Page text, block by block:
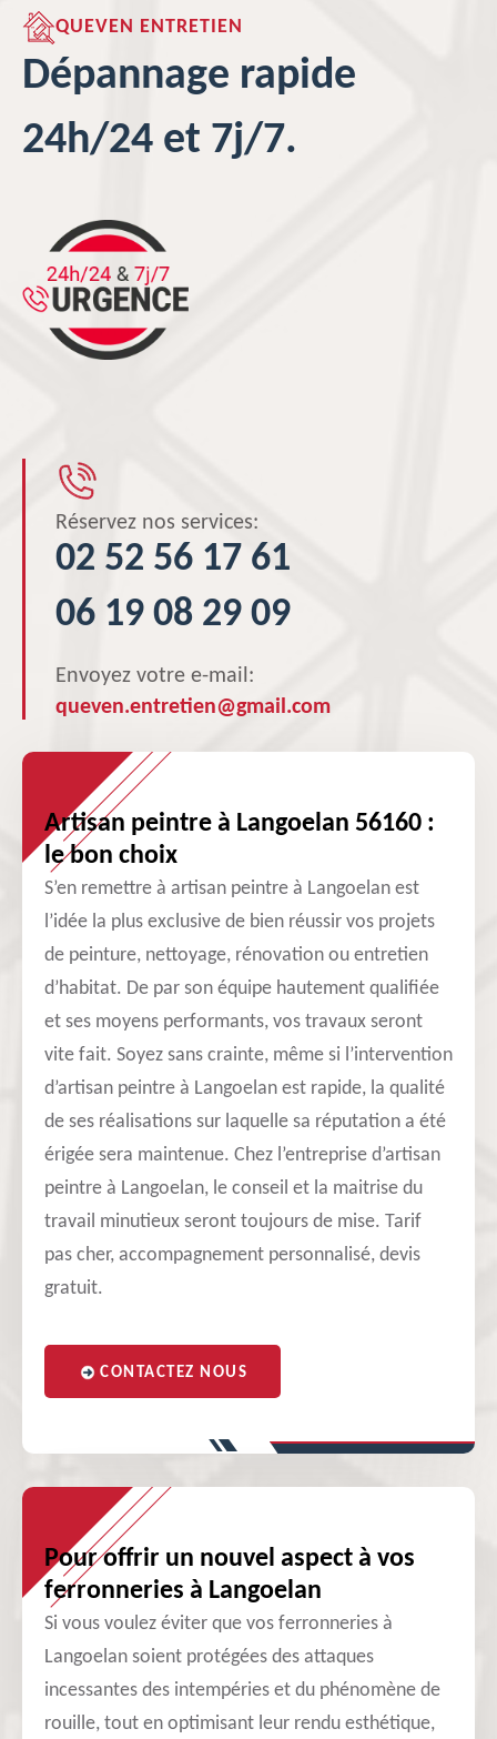
QUEVEN ENTRETIEN
Dépannage rapide
24h/24 et 7j/7.
Réservez nos services:
02 52 56 17 61
06 19 08 29 09
Envoyez votre e-mail:
queven.entretien@gmail.com
Artisan peintre à Langoelan 56160 :
le bon choix
S’en remettre à artisan peintre à Langoelan est
l’idée la plus exclusive de bien réussir vos projets
de peinture, nettoyage, rénovation ou entretien
d’habitat. De par son équipe hautement qualifiée
et ses moyens performants, vos travaux seront
vite fait. Soyez sans crainte, même si l’intervention
d’artisan peintre à Langoelan est rapide, la qualité
de ses réalisations sur laquelle sa réputation a été
érigée sera maintenue. Chez l’entreprise d’artisan
peintre à Langoelan, le conseil et la maitrise du
travail minutieux seront toujours de mise. Tarif
pas cher, accompagnement personnalisé, devis
gratuit.
CONTACTEZ NOUS
Pour offrir un nouvel aspect à vos
ferronneries à Langoelan
Si vous voulez éviter que vos ferronneries à
Langoelan soient protégées des attaques
incessantes des intempéries et du phénomène de
rouille, tout en optimisant leur rendu esthétique,